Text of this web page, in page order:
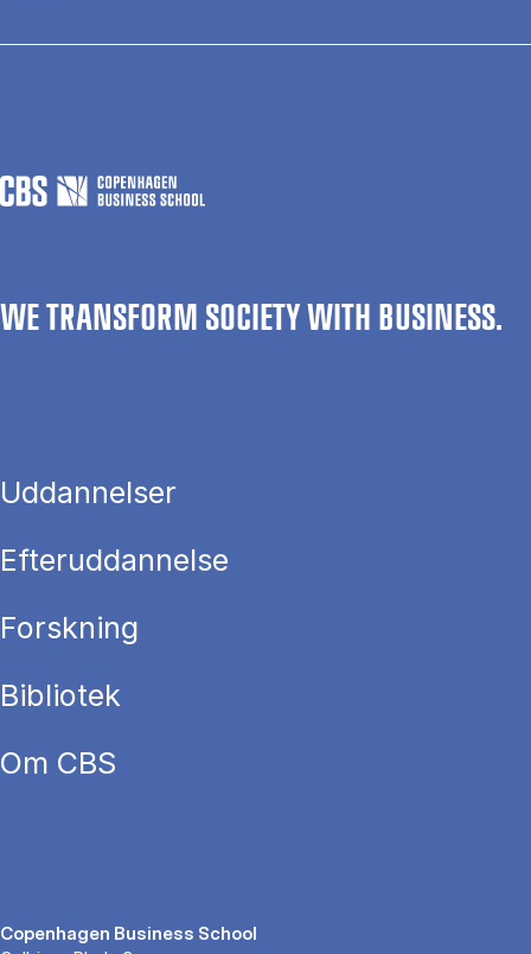
WE TRANSFORM SOCIETY WITH BUSINESS.
Uddannelser
Efteruddannelse
Forskning
Bibliotek
Om CBS
Copenhagen Business School